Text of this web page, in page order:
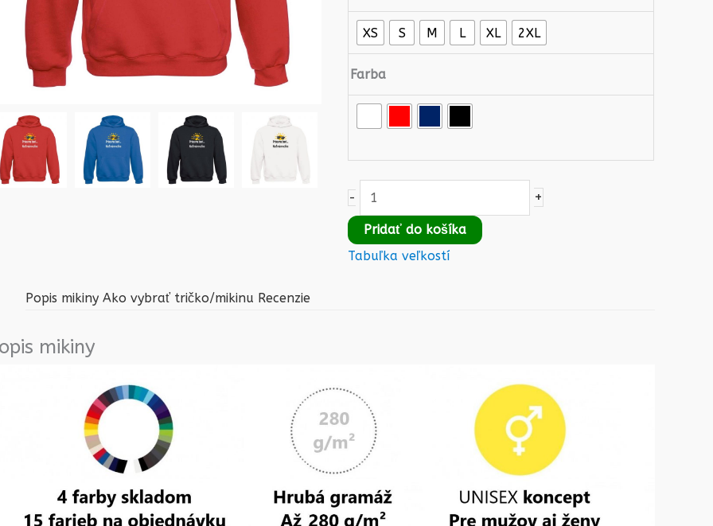
XS S M L XL 2XL
Farba
- +
Pridať do košíka
Tabuľka veľkostí
Popis mikiny Ako vybrať tričko/mikinu Recenzie
mikiny